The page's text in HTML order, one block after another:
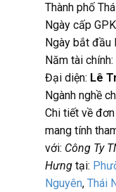
Thành phố
Ngày cấp
Ngày bắt đầu
Năm tài
Đại diện: Lê
Ngành nghề
Chi tiết về
mang tính
với: Công Ty
Hưng tại:
Nguyên, Thái